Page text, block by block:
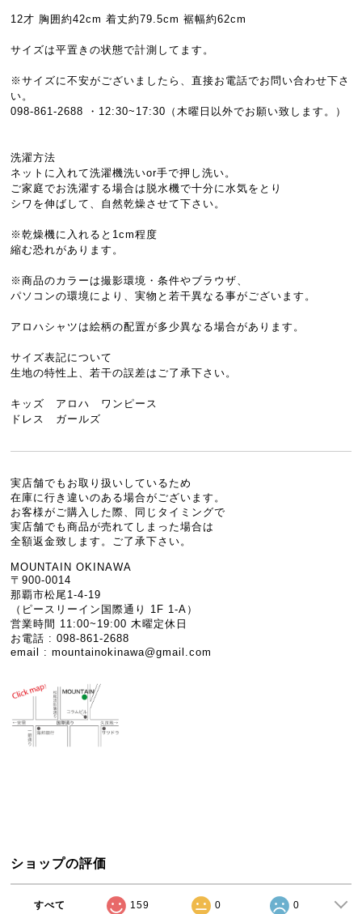
12才 胸囲約42cm 着丈約79.5cm 裾幅約62cm
サイズは平置きの状態で計測してます。
※サイズに不安がございましたら、直接お電話でお問い合わせ下さ
い。
098-861-2688 ・12:30~17:30（木曜日以外でお願い致します。）
洗濯方法
ネットに入れて洗濯機洗いor手で押し洗い。
ご家庭でお洗濯する場合は脱水機で十分に水気をとり
シワを伸ばして、自然乾燥させて下さい。
※乾燥機に入れると1cm程度
縮む恐れがあります。
※商品のカラーは撮影環境・条件やブラウザ、
パソコンの環境により、実物と若干異なる事がございます。
アロハシャツは絵柄の配置が多少異なる場合があります。
サイズ表記について
生地の特性上、若干の誤差はご了承下さい。
キッズ アロハ ワンピース
ドレス ガールズ
実店舗でもお取り扱いしているため
在庫に行き違いのある場合がございます。
お客様がご購入した際、同じタイミングで
実店舗でも商品が売れてしまった場合は
全額返金致します。ご了承下さい。
MOUNTAIN OKINAWA
〒900-0014
那覇市松尾1-4-19
（ピースリーイン国際通り 1F 1-A）
営業時間 11:00~19:00 木曜定休日
お電話 : 098-861-2688
email :mountainokinawa@gmail.com
ショップの評価
すべて 159 0 0